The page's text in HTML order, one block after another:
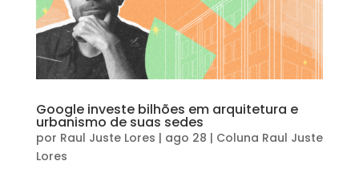
Google investe bilhões em arquitetura e
urbanismo de suas sedes
por Raul Juste Lores | ago 28 | Coluna Raul Juste
Lores